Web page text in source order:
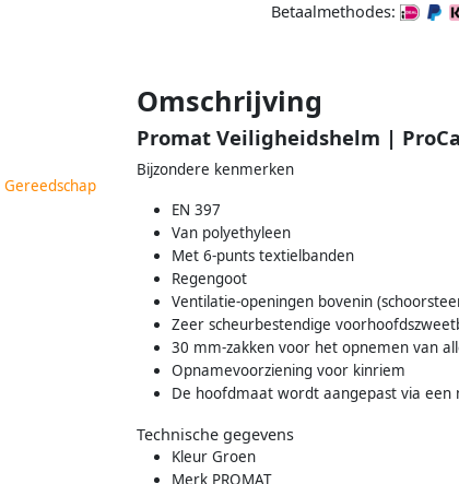
Betaalmethodes:
Gereedschap
Omschrijving
Promat Veiligheidshelm |
Bijzondere kenmerken
EN 397
Van polyethyleen
Met 6-punts textielbanden
Regengoot
Ventilatie-openingen bovenin
Zeer scheurbestendige
30 mm-zakken voor het opnemen van
Opnamevoorziening voor kinriem
De hoofdmaat wordt aangepast via een
Technische gegevens
Kleur Groen
Merk PROMAT